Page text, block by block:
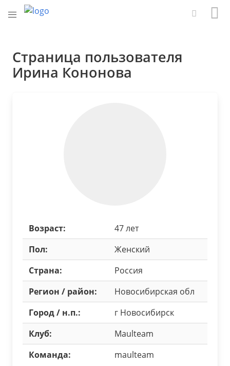
Страница пользователя
Ирина Кононова
Возраст:
47 лет
Пол:
Женский
Страна:
Россия
Регион / район:
Новосибирская обл
Город / н.п.:
г Новосибирск
Клуб:
Maulteam
Команда:
maulteam